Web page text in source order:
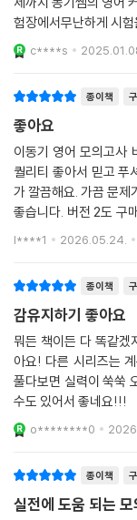
험장에서무난하게 시
능성이 높다~는 개인
해 온 것은 아니지만
c****s
종이책
좋아요
이동기 영어 모의고사
퀄리티 좋아서 믿고 푸
가 깔끔해요. 가끔 문제
좋습니다. 버전 2도 구
네요.
l****1 2026.05.24.
종이책
감유지하기 좋아요
뭐든 책이든 다 똑같겠
아요! 다른 시리즈는
풀다보면 실력이 쑥쑥
수도 있어서 좋네요!!!
o********0
종이책
실전에 도움 되는